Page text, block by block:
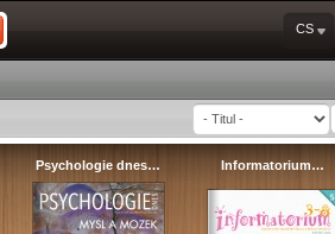
CS
Psychologie dnes… Informatorium…